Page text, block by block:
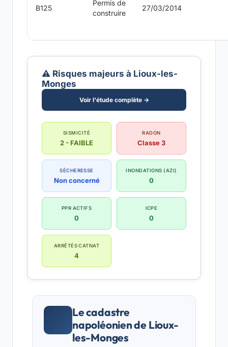
B125
Permis de
construire
27/03/2014
⚠️ Risques majeurs à Lioux-les-
Monges
Voir l'étude complète →
SISMICITÉ
2 - FAIBLE
RADON
Classe 3
SÉCHERESSE
Non concerné
INONDATIONS (AZI)
0
PPR ACTIFS
0
ICPE
0
ARRÊTÉS CATNAT
4
Le cadastre
napoléonien de Lioux-
les-Monges